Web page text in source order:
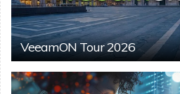
VeeamON Tour 2026